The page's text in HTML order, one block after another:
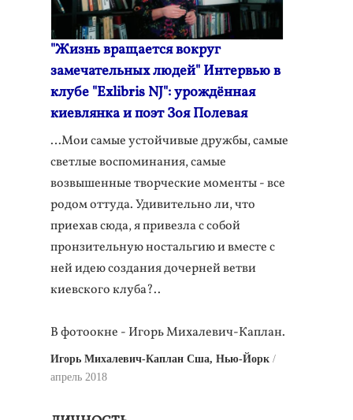
"Жизнь вращается вокруг
замечательных людей" Интервью в
клубе "Exlibris NJ": урождённая
киевлянка и поэт Зоя Полевая
…Мои самые устойчивые дружбы, самые
светлые воспоминания, самые
возвышенные творческие моменты - все
родом оттуда. Удивительно ли, что
приехав сюда, я привезла с собой
пронзительную ностальгию и вместе с
ней идею создания дочерней ветви
киевского клуба?..
В фотоокне - Игорь Михалевич-Каплан.
Игорь Михалевич-Каплан Сша, Нью-Йорк
апрель 2018